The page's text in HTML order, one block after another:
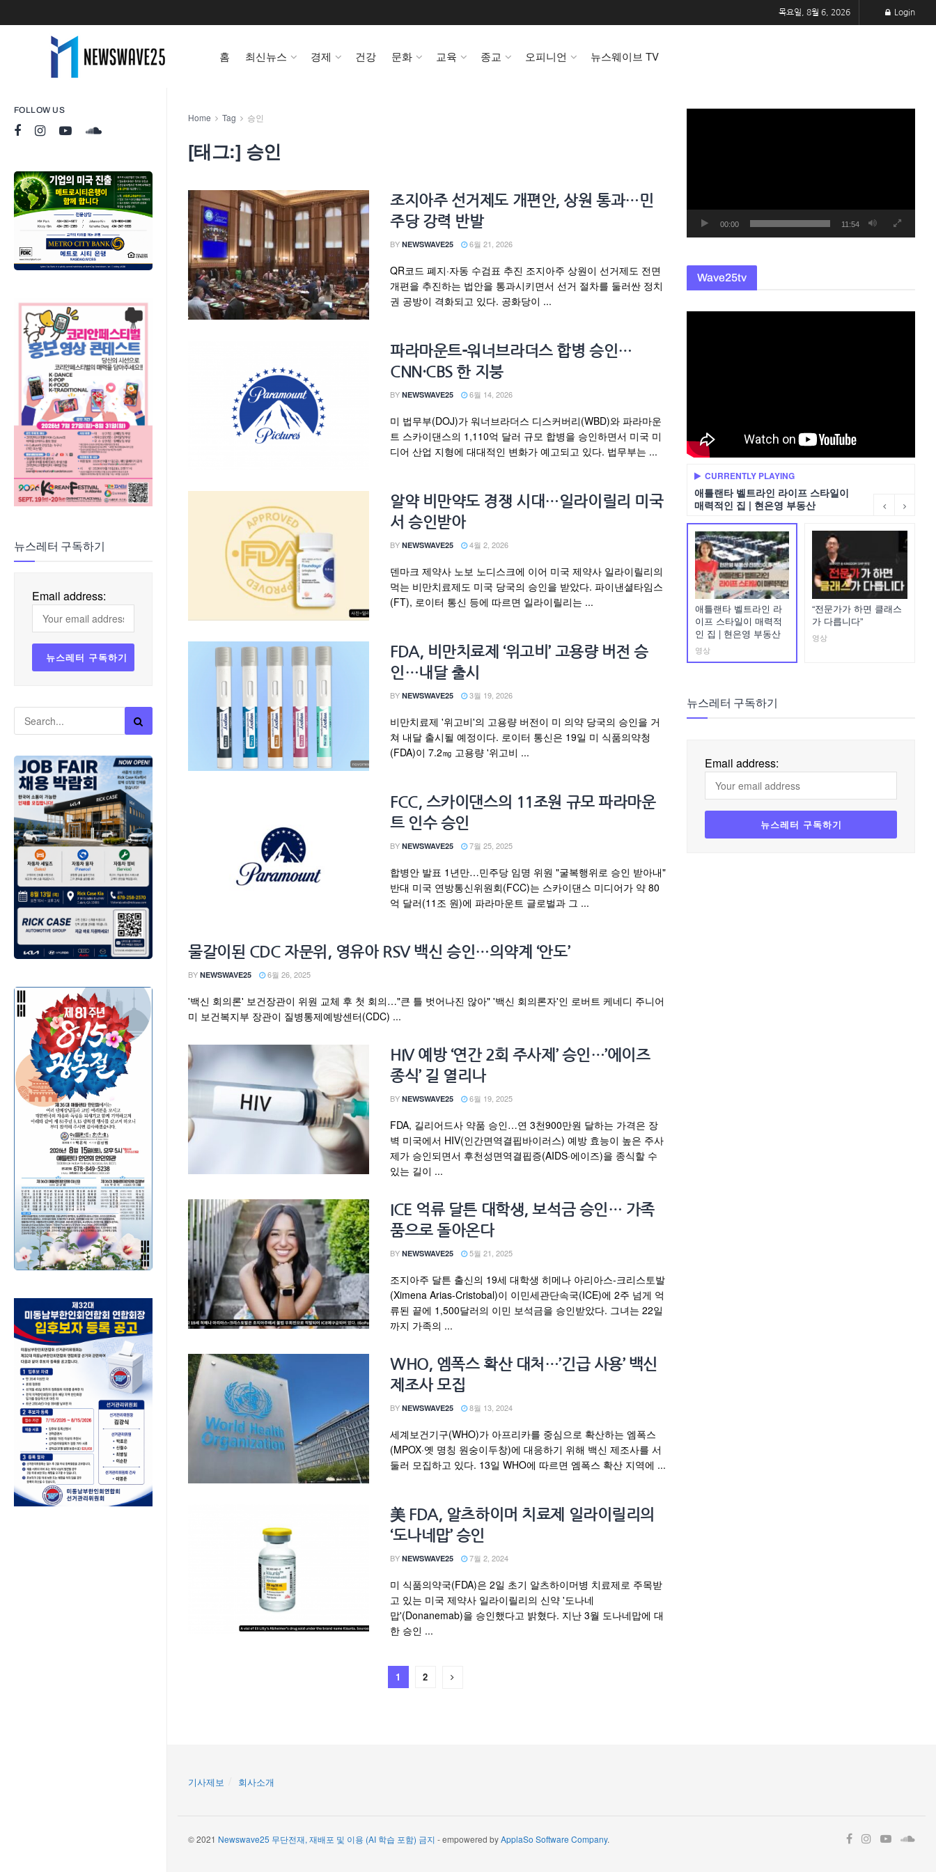
FOLLOW US
뉴스레터 구독하기
Email address:
목요일, 8월 6, 2026 Login
홈 최신뉴스 경제 건강 문화 교육 종교 오피니언 뉴스웨이브 TV
Home Tag 승인
[태그:] 승인
조지아주 선거제도 개편안, 상원 통과…민
주당 강력 반발
BY NEWSWAVE25 6월 21, 2026
QR코드 폐지·자동 수검표 추진 조지아주 상원이 선거제도 전면
개편을 추진하는 법안을 통과시키면서 선거 절차를 둘러싼 정치
권 공방이 격화되고 있다. 공화당이 ...
파라마운트-워너브라더스 합병 승인…
CNN·CBS 한 지붕
BY NEWSWAVE25 6월 14, 2026
미 법무부(DOJ)가 워너브라더스 디스커버리(WBD)와 파라마운
트 스카이댄스의 1,110억 달러 규모 합병을 승인하면서 미국 미
디어 산업 지형에 대대적인 변화가 예고되고 있다. 법무부는 ...
알약 비만약도 경쟁 시대…일라이릴리 미국
서 승인받아
BY NEWSWAVE25 4월 2, 2026
덴마크 제약사 노보 노디스크에 이어 미국 제약사 일라이릴리의
먹는 비만치료제도 미국 당국의 승인을 받았다. 파이낸셜타임스
(FT), 로이터 통신 등에 따르면 일라이릴리는 ...
FDA, 비만치료제 ‘위고비’ 고용량 버전 승
인…내달 출시
BY NEWSWAVE25 3월 19, 2026
비만치료제 '위고비'의 고용량 버전이 미 의약 당국의 승인을 거
쳐 내달 출시될 예정이다. 로이터 통신은 19일 미 식품의약청
(FDA)이 7.2㎎ 고용량 '위고비 ...
FCC, 스카이댄스의 11조원 규모 파라마운
트 인수 승인
BY NEWSWAVE25 7월 25, 2025
합병안 발표 1년만…민주당 임명 위원 "굴복행위로 승인 받아내"
반대 미국 연방통신위원회(FCC)는 스카이댄스 미디어가 약 80
억 달러(11조 원)에 파라마운트 글로벌과 그 ...
물갈이된 CDC 자문위, 영유아 RSV 백신 승인…의약계 ‘안도’
BY NEWSWAVE25 6월 26, 2025
'백신 회의론' 보건장관이 위원 교체 후 첫 회의…"큰 틀 벗어나진 않아" '백신 회의론자'인 로버트 케네디 주니어
미 보건복지부 장관이 질병통제예방센터(CDC) ...
HIV 예방 ‘연간 2회 주사제’ 승인…’에이즈
종식’ 길 열리나
BY NEWSWAVE25 6월 19, 2025
FDA, 길리어드사 약품 승인…연 3천900만원 달하는 가격은 장
벽 미국에서 HIV(인간면역결핍바이러스) 예방 효능이 높은 주사
제가 승인되면서 후천성면역결핍증(AIDS·에이즈)을 종식할 수
있는 길이 ...
ICE 억류 달튼 대학생, 보석금 승인… 가족
품으로 돌아온다
BY NEWSWAVE25 5월 21, 2025
조지아주 달튼 출신의 19세 대학생 히메나 아리아스-크리스토발
(Ximena Arias-Cristobal)이 이민세관단속국(ICE)에 2주 넘게 억
류된 끝에 1,500달러의 이민 보석금을 승인받았다. 그녀는 22일
까지 가족의 ...
WHO, 엠폭스 확산 대처…’긴급 사용’ 백신
제조사 모집
BY NEWSWAVE25 8월 13, 2024
세계보건기구(WHO)가 아프리카를 중심으로 확산하는 엠폭스
(MPOX·옛 명칭 원숭이두창)에 대응하기 위해 백신 제조사를 서
둘러 모집하고 있다. 13일 WHO에 따르면 엠폭스 확산 지역에 ...
美 FDA, 알츠하이머 치료제 일라이릴리의
‘도나네맙’ 승인
BY NEWSWAVE25 7월 2, 2024
미 식품의약국(FDA)은 2일 초기 알츠하이머병 치료제로 주목받
고 있는 미국 제약사 일라이릴리의 신약 '도나네
맙'(Donanemab)을 승인했다고 밝혔다. 지난 3월 도나네맙에 대
한 승인 ...
1 2
00:00 11:54
Wave25tv
CURRENTLY PLAYING
애틀랜타 벨트라인 라이프 스타일이
매력적인 집 | 현은영 부동산
애틀랜타 벨트라인 라
이프 스타일이 매력적
인 집 | 현은영 부동산
영상
“전문가가 하면 클래스
가 다릅니다”
영상
뉴스레터 구독하기
Email address:
기사제보 회사소개
© 2021 Newswave25 무단전재, 재배포 및 이용 (AI 학습 포함) 금지 - empowered byApplaSo Software Company.